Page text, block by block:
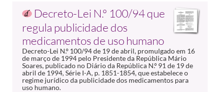
Decreto-Lei N.º 100/94 que
regula publicidade dos
medicamentos de uso humano
Decreto-Lei N.º 100/94 de 19 de abril, promulgado em 16
de março de 1994 pelo Presidente da República Mário
Soares, publicado no Diário da República N.º 91 de 19 de
abril de 1994, Série I-A, p. 1851-1854, que estabelece o
regime jurídico da publicidade dos medicamentos para
uso humano.